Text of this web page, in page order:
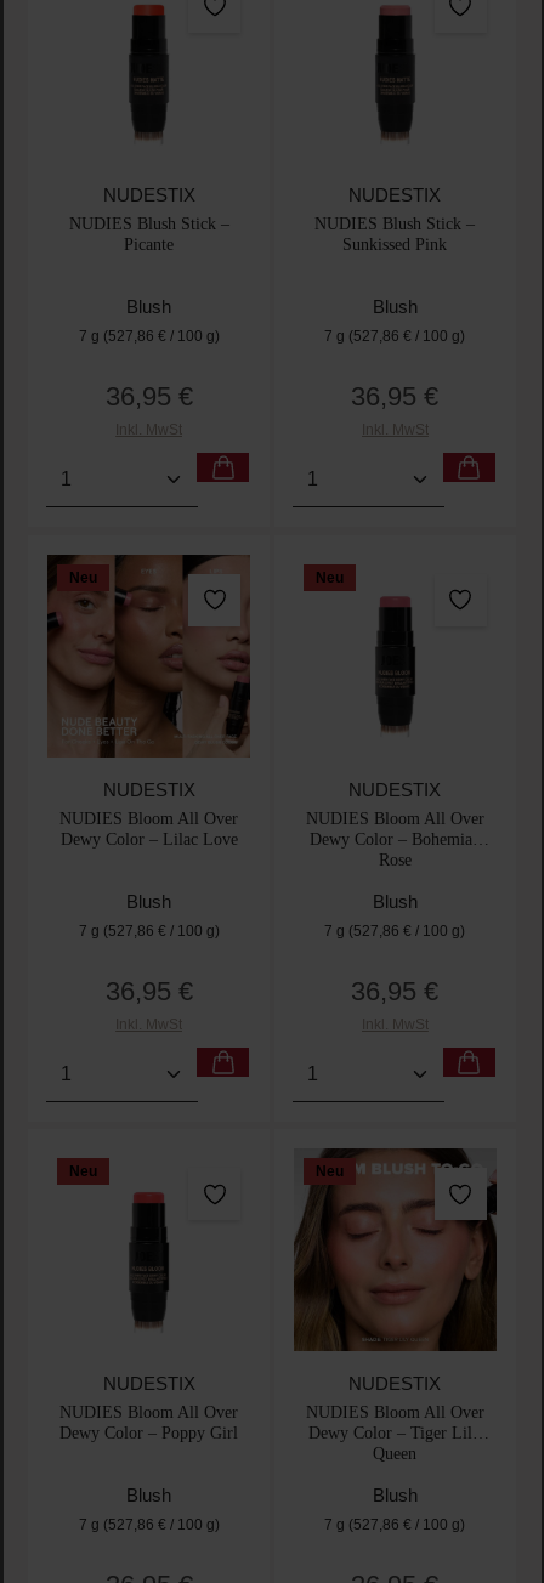
NUDESTIX
NUDIES Blush Stick –
Picante
Blush
7 g (527,86 € / 100 g)
Regulärer Preis:
36,95 €
Inkl. MwSt
Produkt Anzahl: Gib den gewünschten Wert ein
NUDESTIX
NUDIES Blush Stick –
Sunkissed Pink
Blush
7 g (527,86 € / 100 g)
Regulärer Preis:
36,95 €
Inkl. MwSt
Produkt Anzahl: Gib
Neu
NUDESTIX
NUDIES Bloom All Over
Dewy Color – Lilac Love
Blush
7 g (527,86 € / 100 g)
Regulärer Preis:
36,95 €
Inkl. MwSt
Produkt Anzahl: Gib den gewünschten Wert ein
Neu
NUDESTIX
NUDIES Bloom All Over
Dewy Color – Bohemian
Rose
Blush
7 g (527,86 € / 100 g)
Regulärer Preis:
36,95 €
Inkl. MwSt
Produkt Anzahl: Gib
Neu
NUDESTIX
NUDIES Bloom All Over
Dewy Color – Poppy Girl
Blush
7 g (527,86 € / 100 g)
Neu
NUDESTIX
NUDIES Bloom All Over
Dewy Color – Tiger Lily
Queen
Blush
7 g (527,86 € / 100 g)